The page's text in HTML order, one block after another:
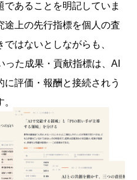
あることを明記していま
途上の先行指標を個人の査
はないとしながらも、
った成果・貢献指標は、AI
評価・報酬と接続されう